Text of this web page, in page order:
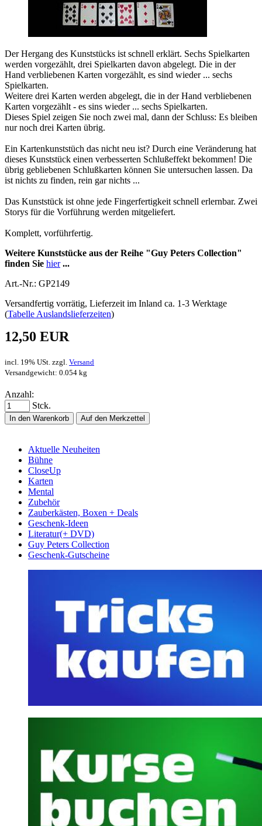
Der Hergang des Kunststücks ist schnell erklärt. Sechs Spielkarten
werden vorgezählt, drei Spielkarten davon abgelegt. Die in der
Hand verbliebenen Karten vorgezählt, es sind wieder ... sechs
Spielkarten.
Weitere drei Karten werden abgelegt, die in der Hand verbliebenen
Karten vorgezählt - es sins wieder ... sechs Spielkarten.
Dieses Spiel zeigen Sie noch zwei mal, dann der Schluss: Es bleiben
nur noch drei Karten übrig.
Ein Kartenkunststüch das nicht neu ist? Durch eine Veränderung hat
dieses Kunststück einen verbesserten Schlußeffekt bekommen! Die
übrig gebliebenen Schlußkarten können Sie untersuchen lassen. Da
ist nichts zu finden, rein gar nichts ...
Das Kunststück ist ohne jede Fingerfertigkeit schnell erlernbar. Zwei
Storys für die Vorführung werden mitgeliefert.
Komplett, vorführfertig.
Weitere Kunststücke aus der Reihe "Guy Peters Collection"
finden Sie hier...
Art.-Nr.: GP2149
Versandfertig vorrätig, Lieferzeit im Inland ca. 1-3 Werktage
(Tabelle Auslandslieferzeiten)
12,50 EUR
incl. 19% USt. zzgl. Versand
Versandgewicht: 0.054 kg
Anzahl:
Stck.
In den Warenkorb Auf den Merkzettel
Aktuelle Neuheiten
Bühne
CloseUp
Karten
Mental
Zubehör
Zauberkästen, Boxen + Deals
Geschenk-Ideen
Literatur(+ DVD)
Guy Peters Collection
Geschenk-Gutscheine